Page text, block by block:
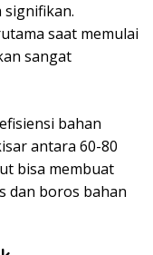
signifikan.
saat memulai
sangat
bahan
antara 60-80
bisa membuat
dan boros bahan